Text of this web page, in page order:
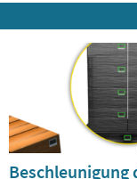
Beschleunigung